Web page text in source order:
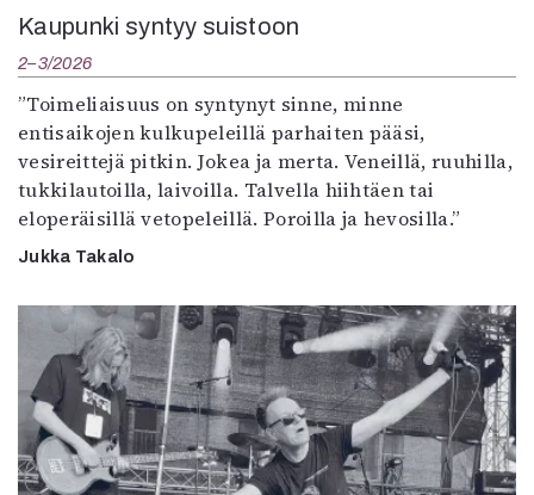
Kaupunki syntyy suistoon
2–3/2026
”Toimeliaisuus on syntynyt sinne, minne
entisaikojen kulkupeleillä parhaiten pääsi,
vesireittejä pitkin. Jokea ja merta. Veneillä, ruuhilla,
tukkilautoilla, laivoilla. Talvella hiihtäen tai
eloperäisillä vetopeleillä. Poroilla ja hevosilla.”
Jukka Takalo